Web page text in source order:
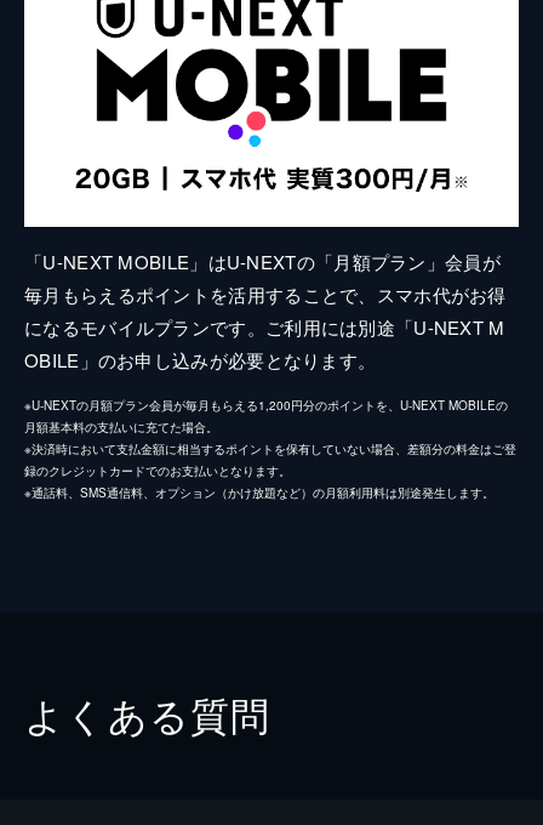
「U-NEXT MOBILE」はU-NEXTの「月額プラン」会員が
毎月もらえるポイントを活用することで、スマホ代がお得
になるモバイルプランです。ご利用には別途「U-NEXT M
OBILE」のお申し込みが必要となります。
※U-NEXTの月額プラン会員が毎月もらえる1,200円分のポイントを、U-NEXT MOBILEの
月額基本料の支払いに充てた場合。
※決済時において支払金額に相当するポイントを保有していない場合、差額分の料金はご登
録のクレジットカードでのお支払いとなります。
※通話料、SMS通信料、オプション（かけ放題など）の月額利用料は別途発生します。
よくある質問